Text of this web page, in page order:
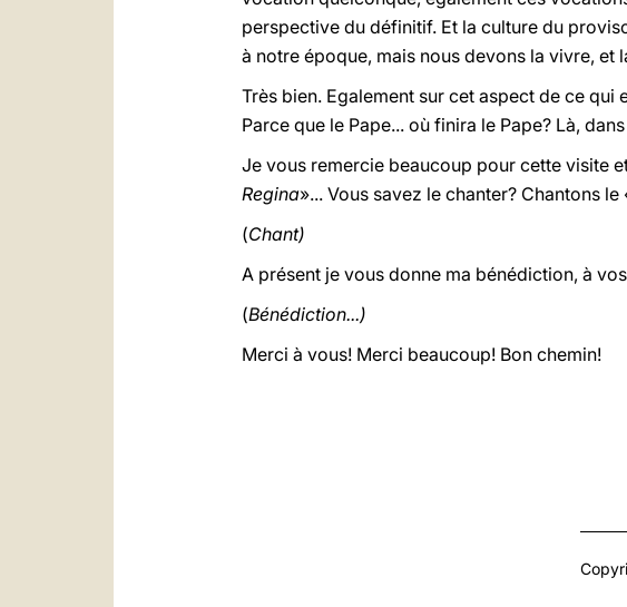
perspective du définitif. Et la culture du
à notre époque, mais nous devons la vivre, et
Très bien. Egalement sur cet aspect de ce
Parce que le Pape... où finira le Pape? Là,
Je vous remercie beaucoup pour cette visite
Regina»... Vous savez le chanter? Chantons le
(Chant)
A présent je vous donne ma bénédiction, à
(Bénédiction...)
Merci à vous! Merci beaucoup! Bon chemin!